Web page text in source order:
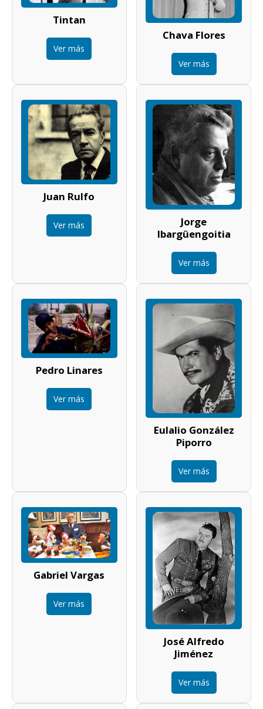
Tintan
Ver más
Chava Flores
Ver más
Juan Rulfo
Ver más
Jorge
Ibargüengoitia
Ver más
Pedro Linares
Ver más
Eulalio González
Piporro
Ver más
Gabriel Vargas
Ver más
José Alfredo
Jiménez
Ver más